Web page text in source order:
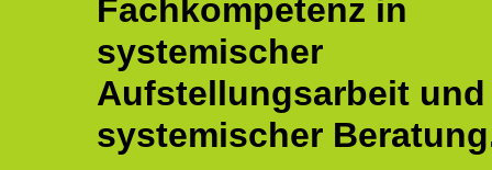
Fachkompetenz in
systemischer
Aufstellungsarbeit und
systemischer